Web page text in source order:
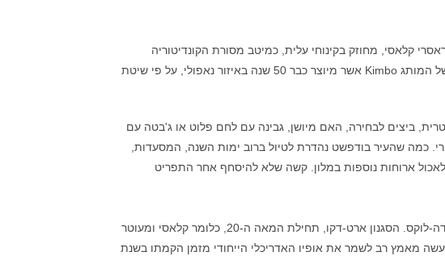
קלאסי, מחוזק בקינוחי עלית, כמיטב מסורת הקונדיטוריה
האוסטרו-הונגרית. הבריסטה מכין קפה איטלקי משובח של המותג Kimbo אשר מיוצר כבר 50 שנה באיזור נאפולי, על פי שיטת
ביצים לבחירה, האם מיושן, גבינה עם לחם פלוט או ג'בטה עם
כמה שהעיר בודפשט נהדרת לטיול ברוב ימות השנה, המסעדות,
ארוחות נוספות במלון. קשה שלא להיסחף אחר התפריט
השירות והאוכל אמנם מעולים אבל החדרים הם באמת דה-לוקס. הסגנון ארט-דקו, תחילת המאה ה-20, כלומר קלאסי ומעוטר
מאמץ רב לשמר את אופיו האדריכלי הייחודי מזמן הקמתו בשנת